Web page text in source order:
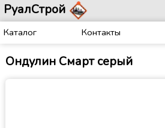
РуалСтрой
Каталог Контакты
Ондулин Смарт серый